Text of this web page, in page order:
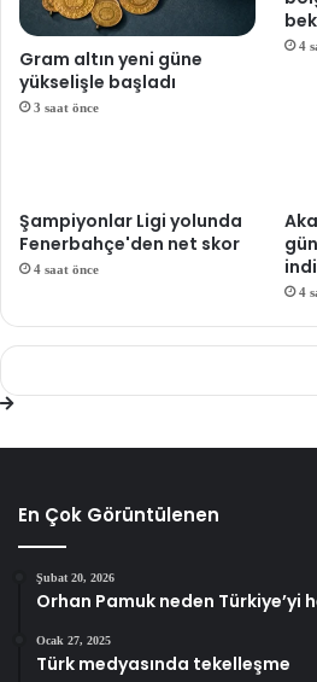
Gram altın yeni güne
yükselişle başladı
3 saat önce
4
Şampiyonlar Ligi yolunda
Fenerbahçe'den net skor
4 saat önce
4
En Çok Görüntülenen
Şubat 20, 2026
Orhan Pamuk neden Türkiye’yi
Ocak 27, 2025
Türk medyasında tekelleşme